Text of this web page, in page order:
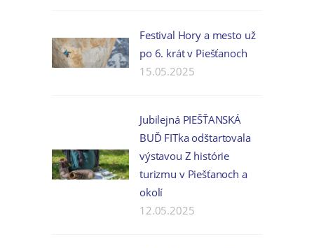
Festival Hory a mesto už
po 6. krát v Piešťanoch
15.05.2025
Jubilejná PIEŠŤANSKÁ
BUĎ FITka odštartovala
výstavou Z histórie
turizmu v Piešťanoch a
okolí
12.05.2025